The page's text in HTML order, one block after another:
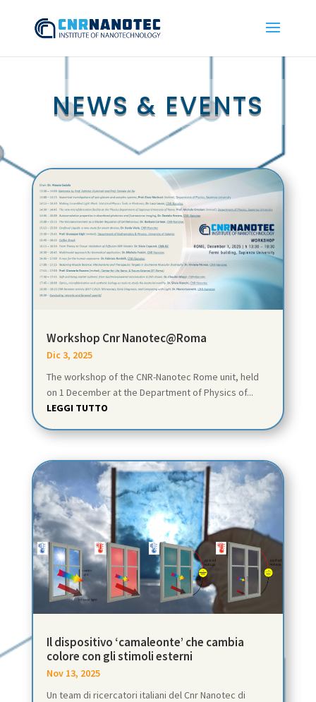
NEWS & EVENTS
Workshop Cnr Nanotec@Roma
Dic 3, 2025
The workshop of the CNR-Nanotec Rome unit, held
on 1 December at the Department of Physics of...
LEGGI TUTTO
Il dispositivo ‘camaleonte’ che cambia
colore con gli stimoli esterni
Nov 13, 2025
Un team di ricercatori italiani del Cnr Nanotec di